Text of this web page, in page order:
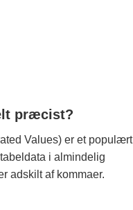
præcist?
Values) er et populært
i almindelig
adskilt af kommaer.